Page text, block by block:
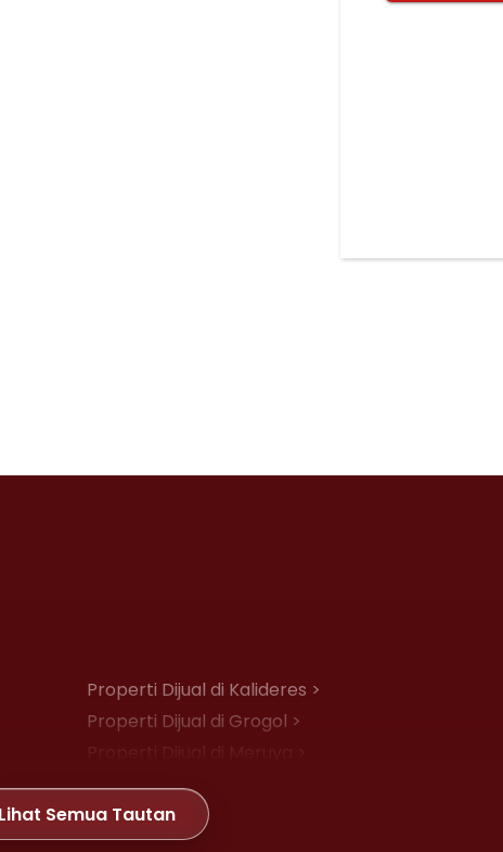
Properti Dijual di Kalideres >
Properti Dijual di Grogol >
Properti Dijual di Meruya >
Properti Dijual di Joglo >
Lihat Semua Tautan